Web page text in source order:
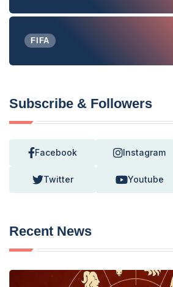
FIFA
Subscribe & Followers
Facebook Instagram
Twitter Youtube
Recent News